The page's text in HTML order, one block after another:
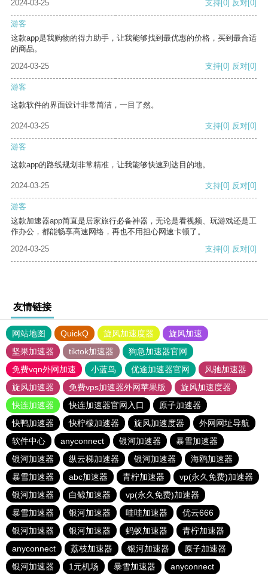
2024-03-25 支持[0] 反对[0]
游客
这款app是我购物的得力助手，让我能够找到最优惠的价格，买到最合适
的商品。
2024-03-25
支持[0] 反对[0]
游客
这款软件的界面设计非常简洁，一目了然。
2024-03-25 支持[0] 反对[0]
游客
这款app的路线规划非常精准，让我能够快速到达目的地。
2024-03-25 支持[0] 反对[0]
游客
这款加速器app简直是居家旅行必备神器，无论是看视频、玩游戏还是工
作办公，都能畅享高速网络，再也不用担心网速卡顿了。
2024-03-25
支持[0] 反对[0]
友情链接
网站地图 QuickQ 旋风加速度器
旋风加速
坚果加速器
tiktok加速器
狗急加速器官网
免费vqn外网加速
小蓝鸟 优途加速器官网
风驰加速器
旋风加速器
免费vps加速器外网苹果版
旋风加速度器
快连加速器
快连加速器官网入口
原子加速器
快鸭加速器
快柠檬加速器 旋风加速度器
外网网址导航
软件中心
anyconnect 银河加速器
暴雪加速器
银河加速器
纵云梯加速器 银河加速器
海鸥加速器
暴雪加速器
abc加速器 青柠加速器
vp(永久免费)加速器
银河加速器
白鲸加速器
vp(永久免费)加速器
暴雪加速器
银河加速器 哇哇加速器
优云666
银河加速器
银河加速器 蚂蚁加速器
青柠加速器
anyconnect
荔枝加速器 银河加速器
原子加速器
银河加速器
1元机场 暴雪加速器 anyconnect